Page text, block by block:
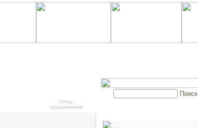
Спец.
предложения
Поиск